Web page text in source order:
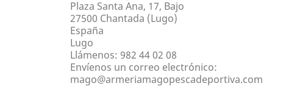
Plaza Santa Ana, 17, Bajo
27500 Chantada (Lugo)
España
Lugo
Llámenos: 982 44 02 08
Envíenos un correo electrónico:
mago@armeriamagopescadeportiva.com